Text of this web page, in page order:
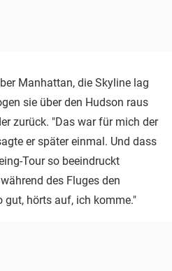
Manhattan, die Skyline lag
sie über den Hudson raus
zurück. "Das war für mich der
er später einmal. Und dass
Tour so beeindruckt
des Fluges den
gut, hörts auf, ich komme."